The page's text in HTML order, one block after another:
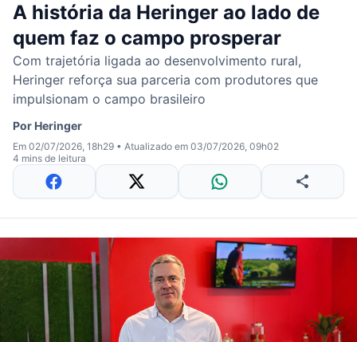
A história da Heringer ao lado de
quem faz o campo prosperar
Com trajetória ligada ao desenvolvimento rural,
Heringer reforça sua parceria com produtores que
impulsionam o campo brasileiro
Por Heringer
Em 02/07/2026, 18h29 • Atualizado em 03/07/2026, 09h02
4 mins de leitura